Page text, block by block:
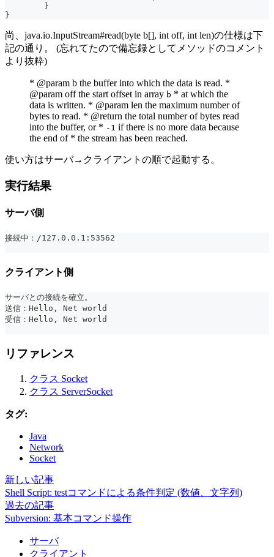
	}
}
尚、java.io.InputStream#read(byte b[], int off, int len)の仕様は下
記の通り。 (忘れてたので備忘録としてメソッドのコメント
より抜粋)
* @param b the buffer into which the data is read. *
@param off the start offset in array b * at which the
data is written. * @param len the maximum number of
bytes to read. * @return the total number of bytes read
into the buffer, or * -1 if there is no more data because
the end of * the stream has been reached.
使い方はサーバ→クライアントの順で起動する。
実行結果
サーバ側
接続中：/127.0.0.1:53562
クライアント側
サーバとの接続を確立。
送信：Hello, Net world
受信：Hello, Net world
リファレンス
クラス Socket
クラス ServerSocket
タグ:
Java
Network
Socket
新しい記事
Shell Script: testコマンドによる条件判定 (数値、文字列)
過去の記事
Subversion: 基本コマンド操作
サーバ
クライアント